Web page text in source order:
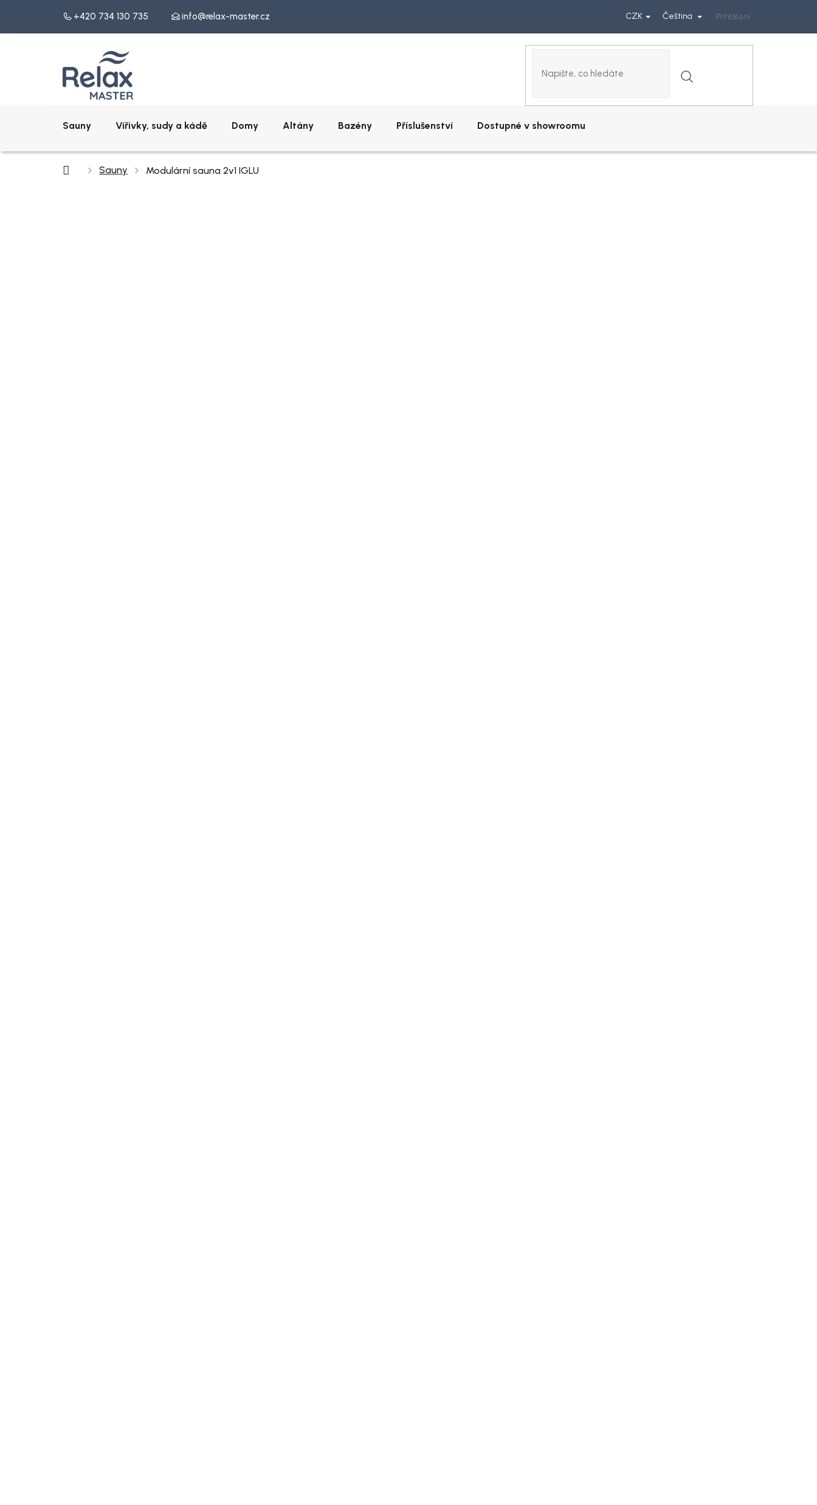
obsah
+420 734 130 735 info@relax-master.cz CZK Čeština Přihlášení
Sauny Vířivky, sudy a kádě Domy Altány Bazény Příslušenství Dostupné v showroomu
DomůSauny Modulární sauna 2v1 IGLU